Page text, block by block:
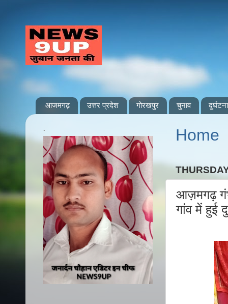
आजमगढ़ उत्तर प्रदेश गोरखपुर चुनाव दुर्घटना
Home
आज़मगढ़
गांव में हुई
.